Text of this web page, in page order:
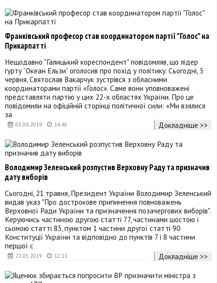
03.06.2019 14:40
Франківський професор став координатором партії "Голос" на
Прикарпатті
Нещодавно "Галицький кореспондент" повідомляв, що лідер
гурту “Океан Ельзи” оголосив про похід у політику. Сьогодні, 3
червня, Святослав Вакарчук зустрівся з обласними
координаторами партії «Голос». Саме вони уповноважені
представляти партію у цих 22-х областях України. Про це
повідомили на офіційній сторінці політичної сили: «Ми взялися
за
Докладніше >>
21.05.2019 12:13
Володимир Зеленський розпустив Верховну Раду та призначив
дату виборів
Сьогодні, 21 травня, Президент України Володимир Зеленський
видав указ "Про дострокове припинення повноважень
Верховної Ради України та призначення позачергових виборів".
Керуючись частиною другою статті 77, частинами шостою і
сьомою статті 83, пунктом 1 частини другої статті 90
Конституції України та відповідно до пунктів 7 і 8 частини
першої с
Докладніше >>